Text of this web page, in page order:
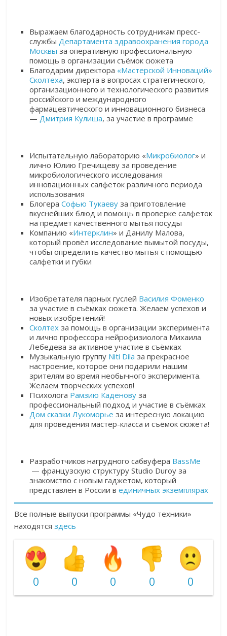
Выражаем благодарность сотрудникам пресс-
службы Департамента здравоохранения города
Москвыза оперативную профессиональную
помощь в организации съёмок сюжета
Благодарим директора «Мастерской Инноваций»
Сколтеха, эксперта в вопросах стратегического,
организационного и технологического развития
российского и международного
фармацевтического и инновационного бизнеса
— Дмитрия Кулиша, за участие в программе
Испытательную лабораторию «Микробиолог»и
лично Юлию Гречищеву за проведение
микробиологического исследования
инновационных салфеток различного периода
использования
БлогераСофью Тукаеву за приготовление
вкуснейших блюд и помощь в проверке салфеток
на предмет качественного мытья посуды
Компанию «Интерклин» и Данилу Малова,
который провёл исследование вымытой посуды,
чтобы определить качество мытья с помощью
салфетки и губки
Изобретателя парных гуслей Василия Фоменко
за участие в съёмках сюжета. Желаем успехов и
новых изобретений!
Сколтех за помощь в организации эксперимента
и лично профессора нейрофизиолога Михаила
Лебедева за активное участие в съёмках
Музыкальную группу Niti Dila за прекрасное
настроение, которое они подарили нашим
зрителям во время необычного эксперимента.
Желаем творческих успехов!
Психолога Рамзию Каденову за
профессиональный подход и участие в съёмках
Дом сказки Лукоморьеза интересную локацию
для проведения мастер-класса и съёмок сюжета!
Разработчиков нагрудного сабвуфера BassMe
— французскую структуру Studio Duroy за
знакомство с новым гаджетом, который
представлен в России вединичных экземплярах
Все полные выпуски программы «Чудо техники»
находятсяздесь
0 0 0 0 0